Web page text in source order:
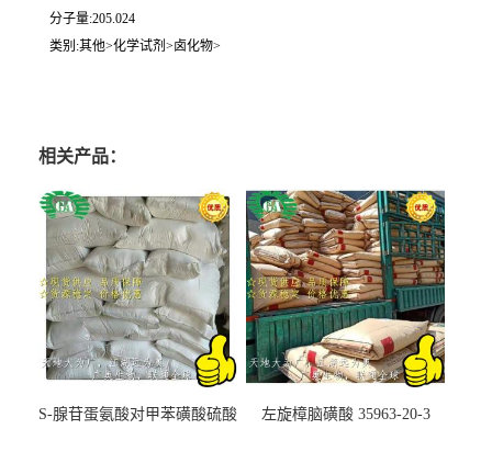
分子量:205.024
类别:其他>化学试剂>卤化物>
相关产品：
S-腺苷蛋氨酸对甲苯磺酸硫酸
左旋樟脑磺酸 35963-20-3